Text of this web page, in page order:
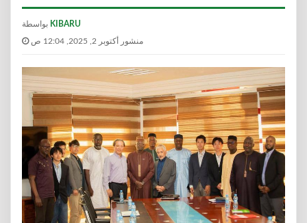
KIBARU
منشور أكتوبر 2, 2025, 12:04 ص